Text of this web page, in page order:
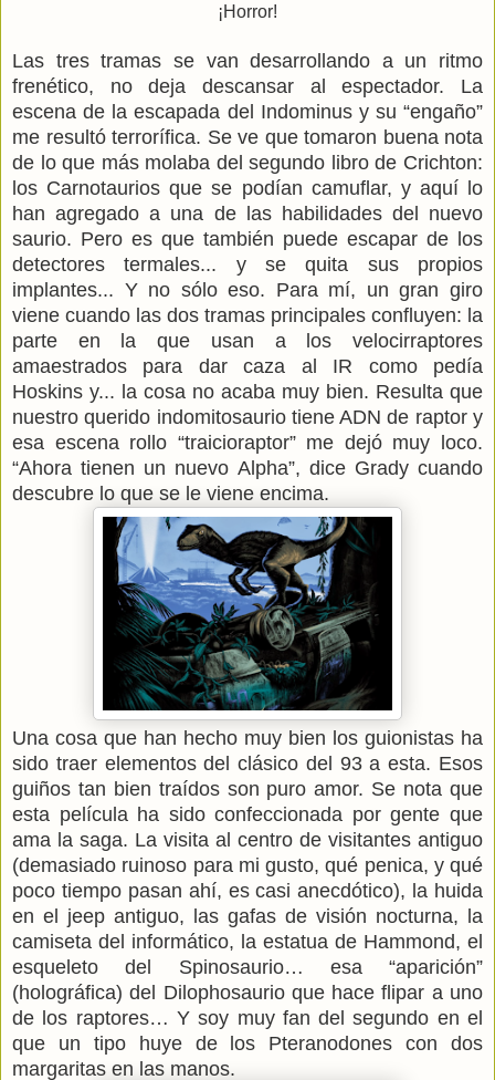
¡Horror!
Las tres tramas se van desarrollando a un ritmo
frenético, no deja descansar al espectador. La
escena de la escapada del Indominus y su “engaño”
me resultó terrorífica. Se ve que tomaron buena nota
de lo que más molaba del segundo libro de Crichton:
los Carnotaurios que se podían camuflar, y aquí lo
han agregado a una de las habilidades del nuevo
saurio. Pero es que también puede escapar de los
detectores termales... y se quita sus propios
implantes... Y no sólo eso. Para mí, un gran giro
viene cuando las dos tramas principales confluyen: la
parte en la que usan a los velocirraptores
amaestrados para dar caza al IR como pedía
Hoskins y... la cosa no acaba muy bien. Resulta que
nuestro querido indomitosaurio tiene ADN de raptor y
esa escena rollo “traicioraptor” me dejó muy loco.
“Ahora tienen un nuevo Alpha”, dice Grady cuando
descubre lo que se le viene encima.
Una cosa que han hecho muy bien los guionistas ha
sido traer elementos del clásico del 93 a esta. Esos
guiños tan bien traídos son puro amor. Se nota que
esta película ha sido confeccionada por gente que
ama la saga. La visita al centro de visitantes antiguo
(demasiado ruinoso para mi gusto, qué penica, y qué
poco tiempo pasan ahí, es casi anecdótico), la huida
en el jeep antiguo, las gafas de visión nocturna, la
camiseta del informático, la estatua de Hammond, el
esqueleto del Spinosaurio… esa “aparición”
(holográfica) del Dilophosaurio que hace flipar a uno
de los raptores… Y soy muy fan del segundo en el
que un tipo huye de los Pteranodones con dos
margaritas en las manos.